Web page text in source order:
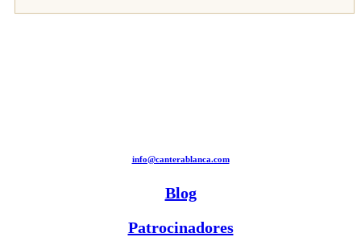
info@canterablanca.com
Blog
Patrocinadores